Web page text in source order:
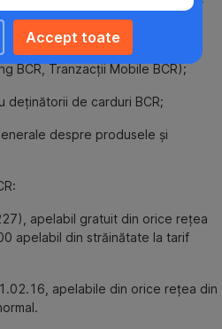
de operațiuni bancare la
BCR, Tranzacții Mobile BCR);
de carduri BCR;
despre produsele și
apelabil gratuit din orice rețea
apelabil din străinătate la tarif
apelabile din orice rețea din
Accept toate